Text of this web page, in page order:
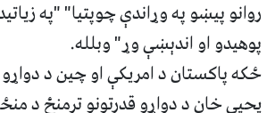
روانو پیښو په وړاندې چوپتیا" "په
پوهیدو او اندېښې وړ" وبلله.
ځکه پاکستان د امریکې او چین د
یحیی خان د دواړو قدرتونو ترمنځ د